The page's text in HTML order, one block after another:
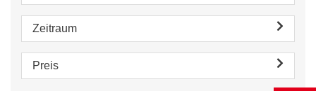
Zeitraum
Preis